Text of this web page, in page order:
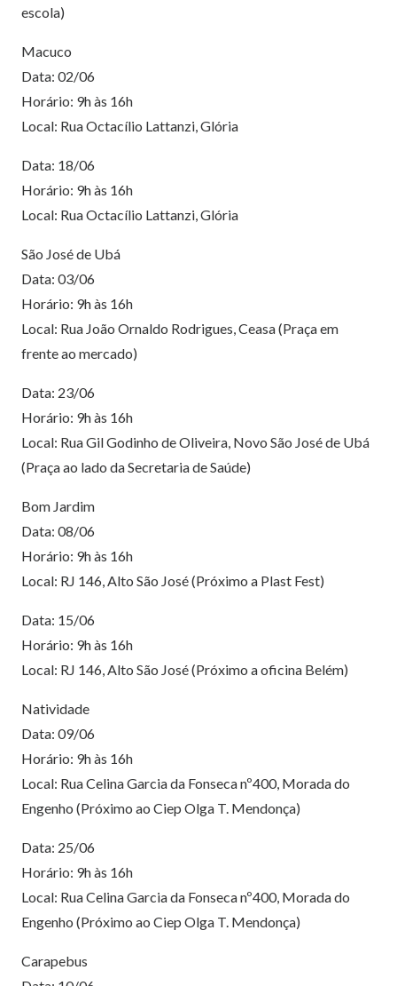
escola)
Macuco
Data: 02/06
Horário: 9h às 16h
Local: Rua Octacílio Lattanzi, Glória
Data: 18/06
Horário: 9h às 16h
Local: Rua Octacílio Lattanzi, Glória
São José de Ubá
Data: 03/06
Horário: 9h às 16h
Local: Rua João Ornaldo Rodrigues, Ceasa (Praça em
frente ao mercado)
Data: 23/06
Horário: 9h às 16h
Local: Rua Gil Godinho de Oliveira, Novo São José de Ubá
(Praça ao lado da Secretaria de Saúde)
Bom Jardim
Data: 08/06
Horário: 9h às 16h
Local: RJ 146, Alto São José (Próximo a Plast Fest)
Data: 15/06
Horário: 9h às 16h
Local: RJ 146, Alto São José (Próximo a oficina Belém)
Natividade
Data: 09/06
Horário: 9h às 16h
Local: Rua Celina Garcia da Fonseca nº400, Morada do
Engenho (Próximo ao Ciep Olga T. Mendonça)
Data: 25/06
Horário: 9h às 16h
Local: Rua Celina Garcia da Fonseca nº400, Morada do
Engenho (Próximo ao Ciep Olga T. Mendonça)
Carapebus